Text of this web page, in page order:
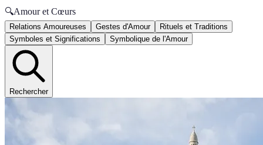
🔍Amour et Cœurs
Relations Amoureuses Gestes d'Amour
Rituels et Traditions
Symboles et Significations
Symbolique de l'Amour
Rechercher